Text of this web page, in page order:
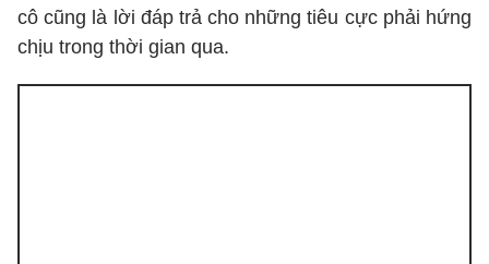
cô cũng là lời đáp trả cho những tiêu cực phải hứng
chịu trong thời gian qua.